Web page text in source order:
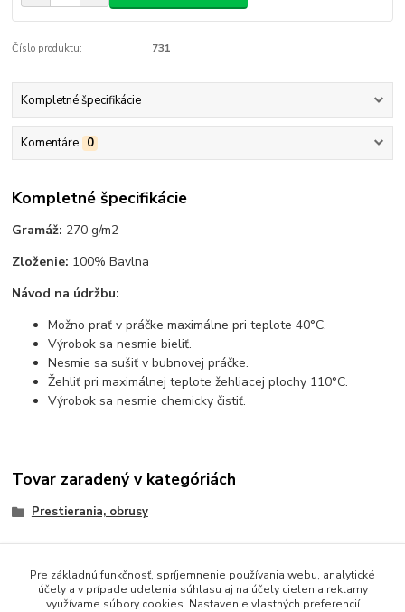
Číslo produktu: 731
Kompletné špecifikácie
Komentáre 0
Kompletné špecifikácie
Gramáž: 270 g/m2
Zloženie: 100% Bavlna
Návod na údržbu:
Možno prať v práčke maximálne pri teplote 40°C.
Výrobok sa nesmie bieliť.
Nesmie sa sušiť v bubnovej práčke.
Žehliť pri maximálnej teplote žehliacej plochy 110°C.
Výrobok sa nesmie chemicky čistiť.
Tovar zaradený v kategóriách
Prestierania, obrusy
Obsah webovej stránky je možné používať len so súhlasom
Pre základnú funkčnosť, spríjemnenie používania webu, analytické
účely a v prípade udelenia súhlasu aj na účely cielenia reklamy
využívame súbory cookies. Nastavenie vlastných preferencií